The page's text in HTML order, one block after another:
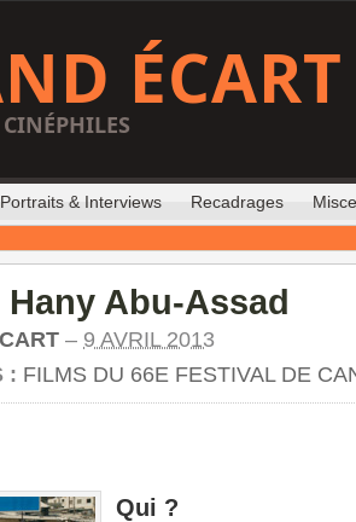
ÉCART
Portraits & Interviews Recadrages
Hany Abu-Assad
– 9 AVRIL 2013
: FILMS DU 66E FESTIVAL DE
Qui ?